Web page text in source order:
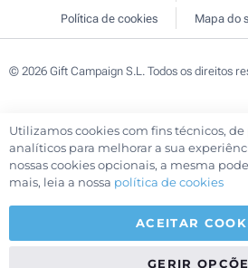
Política de cookies
Mapa do
© 2026 Gift Campaign S.L. Todos os direitos
Utilizamos cookies com fins técnicos,
analíticos para melhorar a sua
nossas cookies opcionais, a mesma
mais, leia a nossa política de cookies
ACEITAR
GERIR